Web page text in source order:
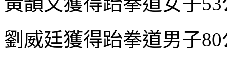
劉威廷獲得跆拳道男子